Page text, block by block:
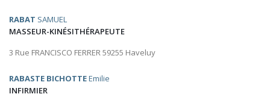
RABAT SAMUEL
MASSEUR-KINÉSITHÉRAPEUTE
3 Rue FRANCISCO FERRER 59255 Haveluy
RABASTE BICHOTTEEmilie
INFIRMIER